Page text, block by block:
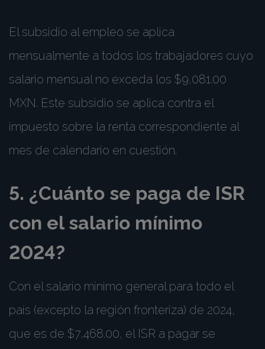
El subsidio al empleo se aplica
mensualmente a todos los trabajadores cuyo
salario mensual no exceda los $9,081.00
MXN. Este subsidio se aplica contra el
impuesto sobre la renta correspondiente al
mes de calendario en cuestión.
5. ¿Cuánto se paga de ISR
con el salario mínimo
2024?
Con el salario mínimo general para todo el
país (excepto la región fronteriza) de 2024,
que es de $7,468.00, el ISR a pagar se